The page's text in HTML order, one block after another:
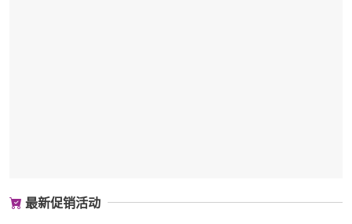
最新促销活动